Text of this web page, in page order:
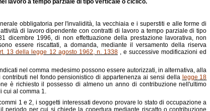
lavoro a tempo parziale di tipo verticale o ciclico.
obbligatoria per l'invalidità, la vecchiaia e i superstiti e alle forme di
di lavoro dipendente con contratti di lavoro a tempo parziale di tipo
dicembre 1996, di non effettuazione della prestazione lavorativa, non
essere riscattati, a domanda, mediante il versamento della riserva
13 della legge 12 agosto 1962, n. 1338, e successive modificazioni ed
nel comma medesimo possono essere autorizzati, in alternativa, alla
nel fondo pensionistico di appartenenza ai sensi della legge 18
è richiesto il possesso di almeno un anno di contribuzione nell'ultimo
cui al comma 1.
1 e 2, i soggetti interessati devono provare lo stato di occupazione a
periodo per cui si chiede la copertura mediante riscatto o contribuzione